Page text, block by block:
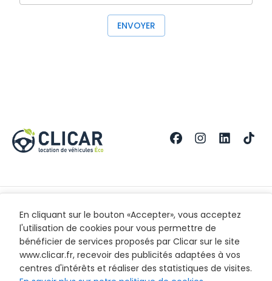
ENVOYER
Nos Agences
Saint-Denis
En savoir plus
Contact
Recrutement
Mentions légales
CGL
Mentions légales
Politique de confidentialité
En cliquant sur le bouton «Accepter», vous acceptez
l'utilisation de cookies pour vous permettre de
bénéficier de services proposés par Clicar sur le site
www.clicar.fr, recevoir des publicités adaptées à vos
centres d'intérêts et réaliser des statistiques de visites.